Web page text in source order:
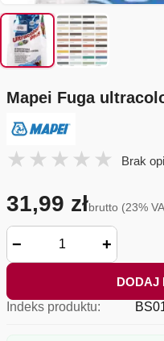
Mapei Fuga
Brak
31,99 złbrutto (23%
− +
DODAJ
Indeks produktu: